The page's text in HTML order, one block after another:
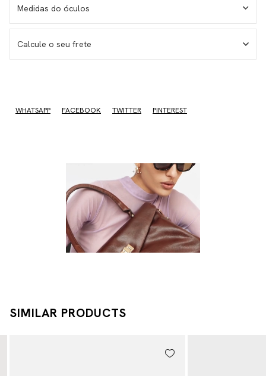
Medidas do óculos
Calcule o seu frete
WHATSAPP
FACEBOOK TWITTER PINTEREST
SIMILAR PRODUCTS